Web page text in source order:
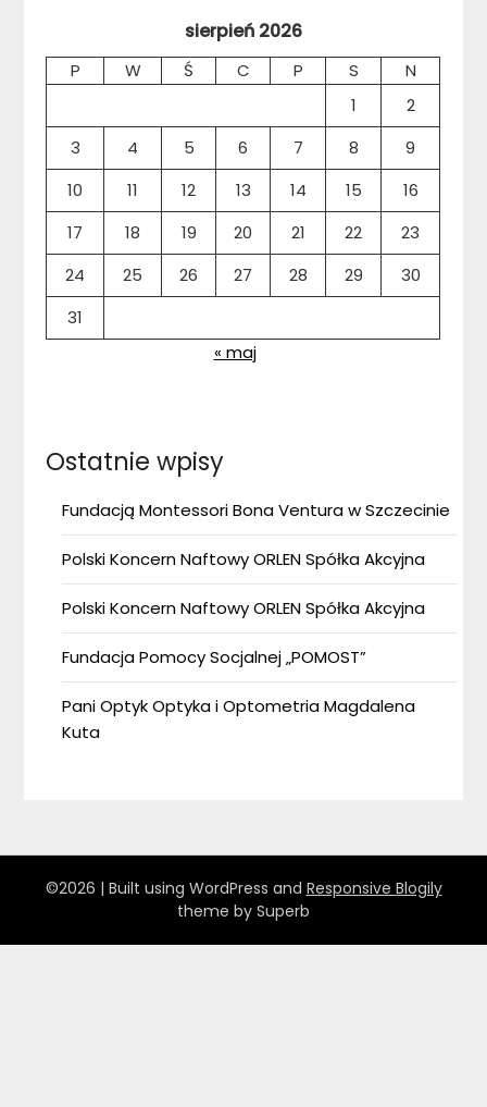
sierpień 2026
P W Ś C P S
N
1
2
3
4 5 6 7 8
9
10
11 12 13 14 15
16
17
18 19 20 21 22
23
24
25 26 27 28 29
30
31
« maj
Ostatnie wpisy
Fundacją Montessori Bona Ventura w Szczecinie
Polski Koncern Naftowy ORLEN Spółka Akcyjna
Polski Koncern Naftowy ORLEN Spółka Akcyjna
Fundacja Pomocy Socjalnej „POMOST”
Pani Optyk Optyka i Optometria Magdalena
Kuta
©2026 | Built using WordPress and Responsive Blogily
theme by Superb